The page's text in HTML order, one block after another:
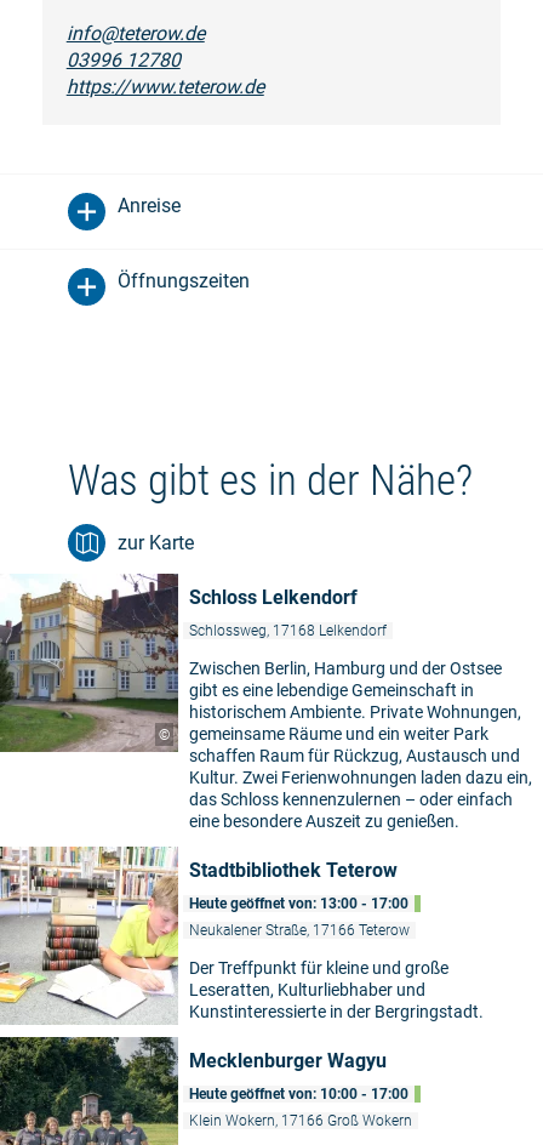
info@teterow.de
03996 12780
https://www.teterow.de
Anreise
Öffnungszeiten
Was gibt es in der Nähe?
zur Karte
©
Schloss Lelkendorf
Schlossweg, 17168 Lelkendorf
Zwischen Berlin, Hamburg und der Ostsee
gibt es eine lebendige Gemeinschaft in
historischem Ambiente. Private Wohnungen,
gemeinsame Räume und ein weiter Park
schaffen Raum für Rückzug, Austausch und
Kultur. Zwei Ferienwohnungen laden dazu ein,
das Schloss kennenzulernen – oder einfach
eine besondere Auszeit zu genießen.
Stadtbibliothek Teterow
Heute geöffnet von: 13:00 - 17:00
Neukalener Straße, 17166 Teterow
Der Treffpunkt für kleine und große
Leseratten, Kulturliebhaber und
Kunstinteressierte in der Bergringstadt.
Mecklenburger Wagyu
Heute geöffnet von: 10:00 - 17:00
Klein Wokern, 17166 Groß Wokern